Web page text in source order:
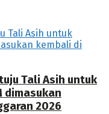
Tali Asih untuk
dimasukan
2026